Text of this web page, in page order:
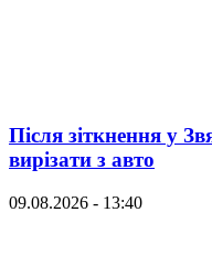
Після зіткнення у
вирізати з авто
09.08.2026 - 13:40